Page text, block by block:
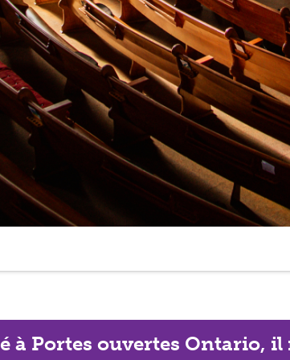
à Portes ouvertes Ontario,